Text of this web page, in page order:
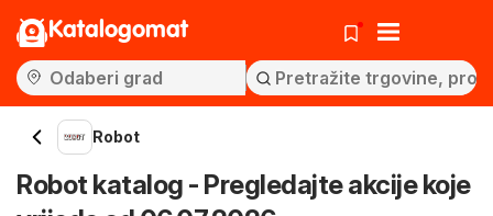
Katalogomat
Robot
Robot katalog - Pregledajte akcije koje